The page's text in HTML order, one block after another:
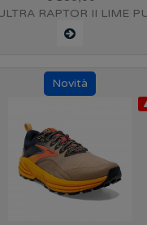
RAPTOR II LIME
BLUE - #46M729639